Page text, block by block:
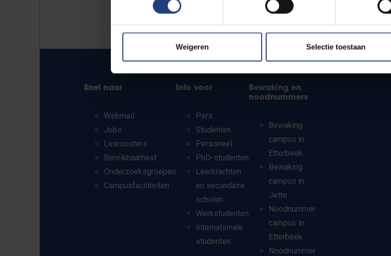
Weigeren Selectie toestaan
Snel naar
Webmail
Jobs
Lesroosters
Bereikbaarheid
Onderzoeksgroepen
Campusfaciliteiten
Info voor
Pers
Studenten
Personeel
PhD-studenten
Leerkrachten
en secundaire
scholen
Werkstudenten
Internationale
studenten
Bewaking en
noodnummers
Bewaking
campus in
Etterbeek
Bewaking
campus in
Jette
Noodnummer
campus in
Etterbeek
Noodnummer